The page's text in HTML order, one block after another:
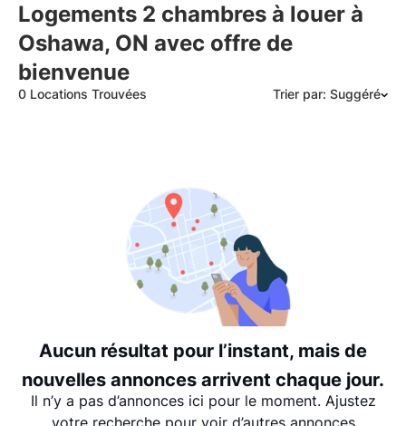
Logements 2 chambres à louer à
Oshawa, ON avec offre de
bienvenue
0 Locations Trouvées Trier par: Suggéré
Date: les plus anciens d’abord
Aucun résultat pour l’instant, mais de
nouvelles annonces arrivent chaque jour.
Il n’y a pas d’annonces ici pour le moment. Ajustez